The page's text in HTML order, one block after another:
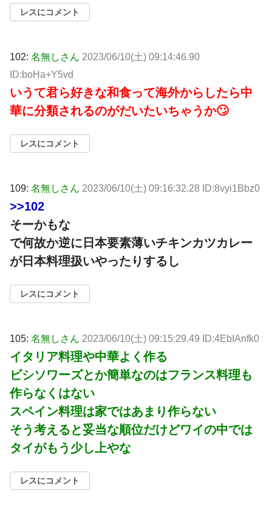
レスにコメント
102: 名無しさん 2023/06/10(土) 09:14:46.90
ID:boHa+Y5vd
いうて君ら好きな和食って海外からしたら中
華に分類されるのがだいたいちゃうか🙄
レスにコメント
109: 名無しさん 2023/06/10(土) 09:16:32.28 ID:8vyi1Bbz0
>>102
そーかもな
で何故か逆に日本要素薄いチキンカツカレー
が日本料理扱いやったりするし
レスにコメント
105: 名無しさん 2023/06/10(土) 09:15:29.49 ID:4EbIAnfk0
イタリア料理や中華よく作る
ビシソワーズとか簡単なのはフランス料理も
作らなくはない
スペイン料理は家ではあまり作らない
そう考えると妥当な順位だけどワイの中では
タイがもう少し上やな
レスにコメント